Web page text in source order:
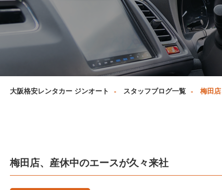
大阪格安レンタカー ジンオート スタッフブログ一覧 梅田
梅田店、産休中のエースが久々来社